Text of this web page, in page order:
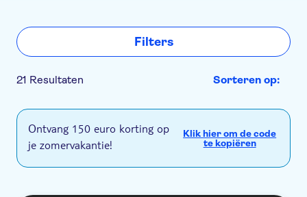
Filters
21 Resultaten Sorteren op:
Ontvang 150 euro korting op
je zomervakantie!
Klik hier om de code
te kopiëren